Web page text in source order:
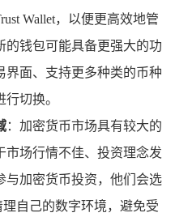
Wallet，以便更高效地管
的钱包可能具备更强大的功
界面、支持更多种类的币种
切换。
：加密货币市场具有较大的
市场行情不佳、投资理念发
与加密货币投资，他们会选
理自己的数字环境，避免受